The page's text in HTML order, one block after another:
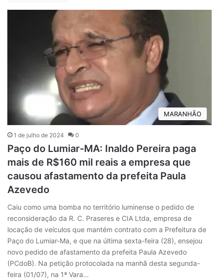
MARANHÃO
1 de julho de 2024 0
Paço do Lumiar-MA: Inaldo Pereira paga
mais de R$160 mil reais a empresa que
causou afastamento da prefeita Paula
Azevedo
Caiu como uma bomba no território luminense o pedido de
reconsideração da R. C. Praseres e CIA Ltda, empresa de
locação de veículos que mantém contrato com a Prefeitura de
Paço do Lumiar-Ma, e que na última sexta-feira (28), ensejou
novo pedido de afastamento da prefeita Paula Azevedo
(PCdoB). Na petição protocolada na manhã desta segunda-
feira (01/07), na 1ª Vara…